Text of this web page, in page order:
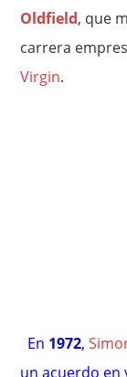
Oldfield, que
carrera
Virgin.
En 1972,
un acuerdo en